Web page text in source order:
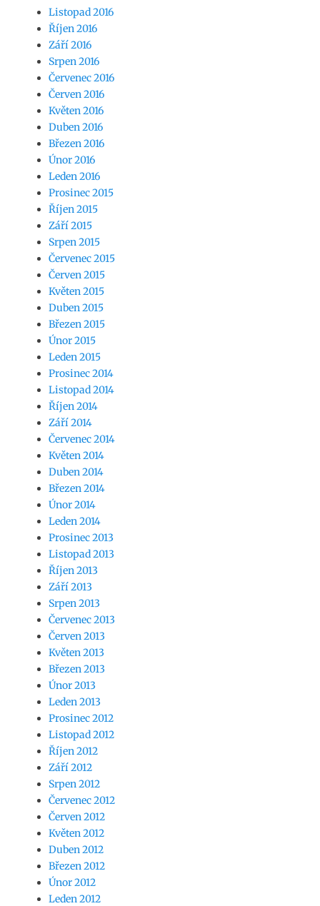
Listopad 2016
Říjen 2016
Září 2016
Srpen 2016
Červenec 2016
Červen 2016
Květen 2016
Duben 2016
Březen 2016
Únor 2016
Leden 2016
Prosinec 2015
Říjen 2015
Září 2015
Srpen 2015
Červenec 2015
Červen 2015
Květen 2015
Duben 2015
Březen 2015
Únor 2015
Leden 2015
Prosinec 2014
Listopad 2014
Říjen 2014
Září 2014
Červenec 2014
Květen 2014
Duben 2014
Březen 2014
Únor 2014
Leden 2014
Prosinec 2013
Listopad 2013
Říjen 2013
Září 2013
Srpen 2013
Červenec 2013
Červen 2013
Květen 2013
Březen 2013
Únor 2013
Leden 2013
Prosinec 2012
Listopad 2012
Říjen 2012
Září 2012
Srpen 2012
Červenec 2012
Červen 2012
Květen 2012
Duben 2012
Březen 2012
Únor 2012
Leden 2012